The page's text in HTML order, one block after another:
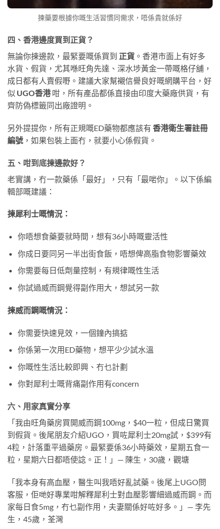
揀藥要根據你嘅生活習慣同需求，唔係貴就係好
四、香港邊度買到正貨？
無論你揀邊款，最緊要嘅係買到 正貨 。香港市面上有好多
水貨、假貨，尤其喺旺角先達、深水埗黃金一帶嘅格仔舖，
成日都有人賣假嘢。建議大家幫襯信譽良好嘅網購平台，好
似 UGO香港咁，所有產品都係直接由印度大藥廠供貨，有
齊防偽標籤同出廠證明。
另外提提你，所有正規嘅ED藥物都應該有 香港衛生署註冊
編號 ，如果包裝上面冇，就要小心係假貨。
五、咁到底揀邊款好？
老實講，冇一款藥係「最好」，只有「最啱你」。以下係編
輯部嘅建議：
揀犀利士嘅情況：
你唔想食藥要就時間，想有36小時嘅靈活性
你成日要同另一半出街食飯，唔想俾高脂食物影響藥效
你需要每日低劑量控制，有規律嘅性生活
你試過威而鋼覺得副作用大，想試另一款
揀威而鋼嘅情況：
你需要快速見效，一個鐘內搞掂
你係第一次用ED藥物，想平少少試水溫
你嘅性生活比較即興、冇乜計劃
你對犀利士嘅背痛副作用有concern
六、用家真實分享
「我由旺角藥房買開威而鋼100mg，$40一粒，但成日驚買
到假貨。後尾朋友介紹UGO，買咗犀利士20mg試，$399有
4粒，計落重平過藥房。最緊要係36小時藥效，星期五食一
粒，星期六日都唔使諗。正！」— 陳生，30歲，觀塘
「我本身有高血壓，醫生叫我唔好亂試藥。後尾上UGO問
客服，佢哋好專業咁解釋犀利士對血壓影響細過威而鋼。而
家每日食5mg，冇乜副作用，夫妻關係好咗好多。」— 李先
生，45歲，荃灣